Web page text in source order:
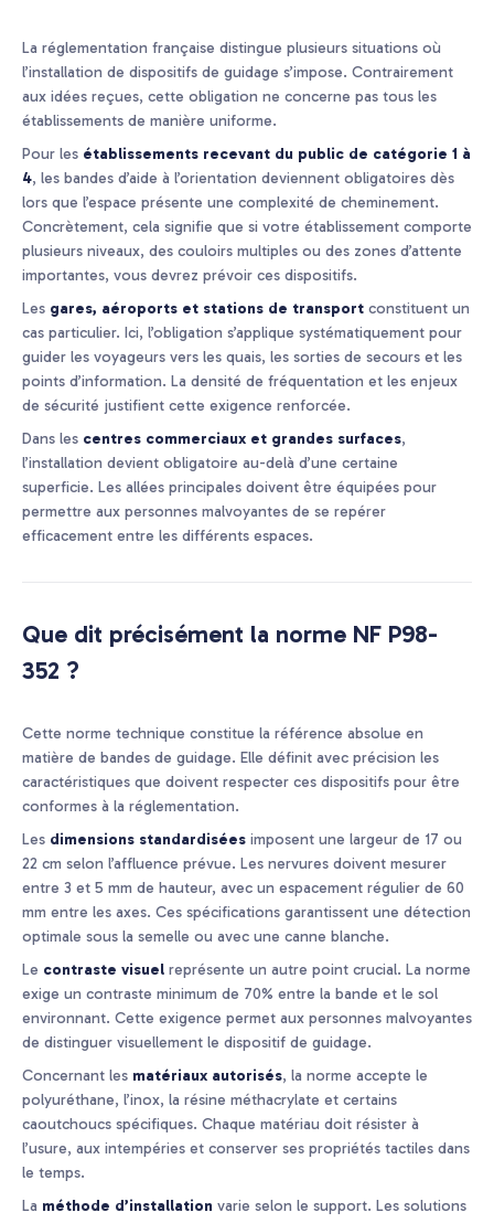
La réglementation française distingue plusieurs situations où
l’installation de dispositifs de guidage s’impose. Contrairement
aux idées reçues, cette obligation ne concerne pas tous les
établissements de manière uniforme.
Pour les établissements recevant du public de catégorie 1 à
4, les bandes d’aide à l’orientation deviennent obligatoires dès
lors que l’espace présente une complexité de cheminement.
Concrètement, cela signifie que si votre établissement comporte
plusieurs niveaux, des couloirs multiples ou des zones d’attente
importantes, vous devrez prévoir ces dispositifs.
Les gares, aéroports et stations de transport constituent un
cas particulier. Ici, l’obligation s’applique systématiquement pour
guider les voyageurs vers les quais, les sorties de secours et les
points d’information. La densité de fréquentation et les enjeux
de sécurité justifient cette exigence renforcée.
Dans les centres commerciaux et grandes surfaces,
l’installation devient obligatoire au-delà d’une certaine
superficie. Les allées principales doivent être équipées pour
permettre aux personnes malvoyantes de se repérer
efficacement entre les différents espaces.
Que dit précisément la norme NF P98-
352 ?
Cette norme technique constitue la référence absolue en
matière de bandes de guidage. Elle définit avec précision les
caractéristiques que doivent respecter ces dispositifs pour être
conformes à la réglementation.
Les dimensions standardisées imposent une largeur de 17 ou
22 cm selon l’affluence prévue. Les nervures doivent mesurer
entre 3 et 5 mm de hauteur, avec un espacement régulier de 60
mm entre les axes. Ces spécifications garantissent une détection
optimale sous la semelle ou avec une canne blanche.
Le contraste visuel représente un autre point crucial. La norme
exige un contraste minimum de 70% entre la bande et le sol
environnant. Cette exigence permet aux personnes malvoyantes
de distinguer visuellement le dispositif de guidage.
Concernant les matériaux autorisés, la norme accepte le
polyuréthane, l’inox, la résine méthacrylate et certains
caoutchoucs spécifiques. Chaque matériau doit résister à
l’usure, aux intempéries et conserver ses propriétés tactiles dans
le temps.
La méthode d’installation varie selon le support. Les solutions